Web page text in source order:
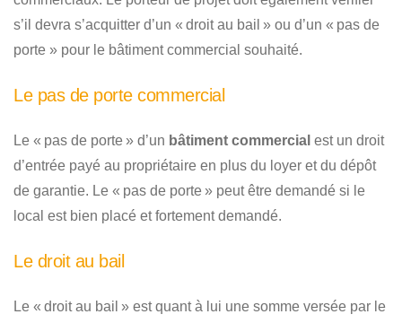
s’il devra s’acquitter d’un « droit au bail » ou d’un « pas de
porte » pour le bâtiment commercial souhaité.
Le pas de porte commercial
Le « pas de porte » d’un bâtiment commercial est un droit
d’entrée payé au propriétaire en plus du loyer et du dépôt
de garantie. Le « pas de porte » peut être demandé si le
local est bien placé et fortement demandé.
Le droit au bail
Le « droit au bail » est quant à lui une somme versée par le